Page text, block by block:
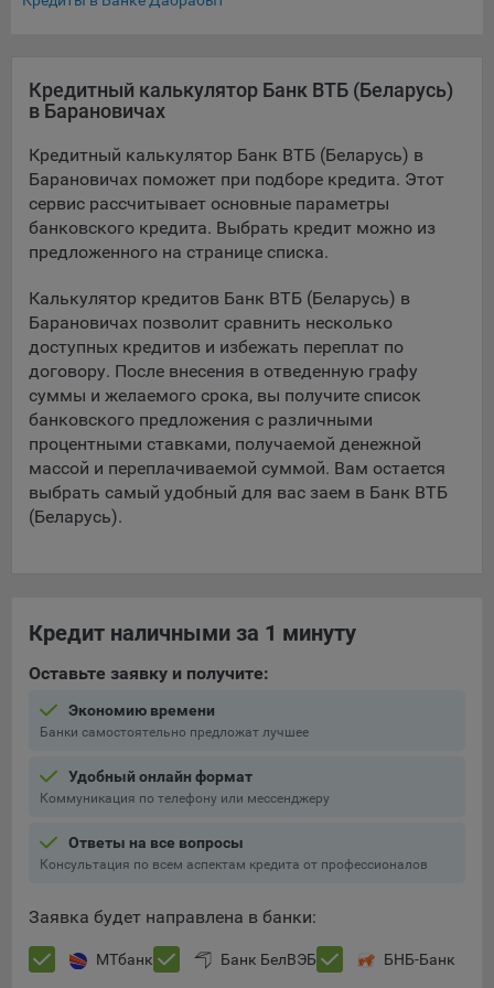
9.3. Файлы cookie предпочтений, например, для настройки
контента. Данные файлы cookie собирают информацию о
выборе пользователя на сайте и его предпочтениях и
позволяют Обществу «запомнить» информацию о
выбранном пользователем городе и других местных
настраивать сайт.
9.4. Аналитические файлы cookie, например
собирают информацию о том, как пользователь
использовал сайты, и позволяют Обществу вносить в них
улучшения.
Аналитические файлы cookie показывают, какие страницы
сайта Общества посещаются чаще всего, помогают
выявлять трудности, возникающие при использовании
сайта, а также позволяют оценить эффективность
рекламы. Благодаря этому у Общества есть возможность
составить представление о тенденциях использования
сайта в целом. Общество использует информацию для
Google Analytics.
Технические/Функциональные, хранятся не более года;
Необходимые для функционирования веб-аналитических
платформ «Google Analytics», «Яндекс.Метрика»
передаются третьим лицам, часть из которых хранятся во
время пользования сайтом;
Остальные - не более года.
определять предпочтения пользователей сайта, в том числе
меры по совершенствованию работы сайта исходя из
Кредитный калькулятор Банк ВТБ (Беларусь)
в Барановичах
Кредитный калькулятор Банк ВТБ (Беларусь) в
Барановичах поможет при подборе кредита. Этот
сервис рассчитывает основные параметры
банковского кредита. Выбрать кредит можно из
предложенного на странице списка.
Калькулятор кредитов Банк ВТБ (Беларусь) в
Барановичах позволит сравнить несколько
доступных кредитов и избежать переплат по
договору. После внесения в отведенную графу
суммы и желаемого срока, вы получите список
банковского предложения с различными
процентными ставками, получаемой денежной
массой и переплачиваемой суммой. Вам остается
выбрать самый удобный для вас заем в Банк ВТБ
(Беларусь).
Кредит наличными за 1 минуту
Оставьте заявку и получите:
Экономию времени
Банки самостоятельно предложат лучшее
Удобный онлайн формат
Коммуникация по телефону или мессенджеру
Ответы на все вопросы
Консультация по всем аспектам кредита от профессионалов
Заявка будет направлена в банки:
МТбанк Банк БелВЭБ БНБ-Банк